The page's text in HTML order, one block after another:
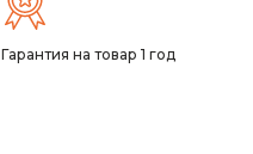
Гарантия на товар 1 год